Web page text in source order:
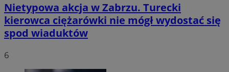
Nietypowa akcja w Zabrzu. Turecki
kierowca ciężarówki nie mógł wydostać się
spod wiaduktów
6